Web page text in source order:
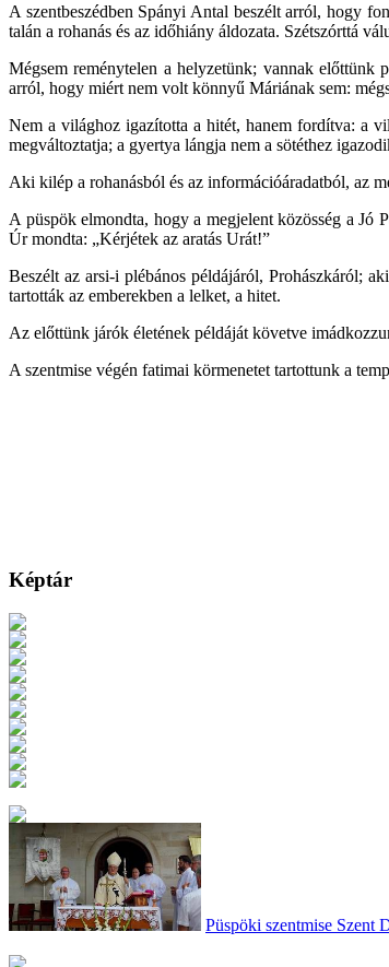
A szentbeszédben Spányi Antal beszélt arról, hogy
talán a rohanás és az időhiány áldozata. Szétszórttá
Mégsem reménytelen a helyzetünk; vannak előttünk
arról, hogy miért nem volt könnyű Máriának sem:
Nem a világhoz igazította a hitét, hanem fordítva: a
megváltoztatja; a gyertya lángja nem a sötéthez
Aki kilép a rohanásból és az információáradatból, az
A püspök elmondta, hogy a megjelent közösség a Jó
Úr mondta: „Kérjétek az aratás Urát!”
Beszélt az arsi-i plébános példájáról, Prohászkáról;
tartották az emberekben a lelket, a hitet.
Az előttünk járók életének példáját követve
A szentmise végén fatimai körmenetet tartottunk a
Képtár
Püspöki szentmise Szent